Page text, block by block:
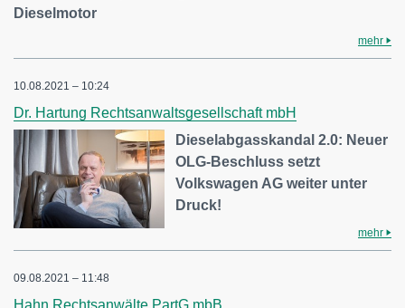
Dieselmotor
mehr
10.08.2021 – 10:24
Dr. Hartung Rechtsanwaltsgesellschaft mbH
Dieselabgasskandal 2.0: Neuer
OLG-Beschluss setzt
Volkswagen AG weiter unter
Druck!
mehr
09.08.2021 – 11:48
Hahn Rechtsanwälte PartG mbB